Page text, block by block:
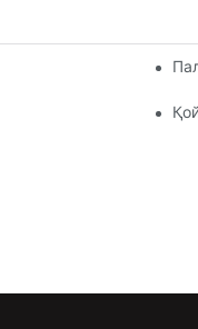
Өнеркәсіптік Сөре
Шешімдерін